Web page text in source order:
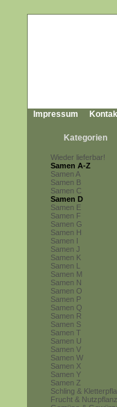
Impressum
Kategorien
Wieder lieferbar!
Samen A-Z
Samen A
Samen B
Samen C
Samen D
Samen E
Samen F
Samen G
Samen H
Samen I
Samen J
Samen K
Samen L
Samen M
Samen N
Samen O
Samen P
Samen Q
Samen R
Samen S
Samen T
Samen U
Samen V
Samen W
Samen X
Samen Y
Samen Z
Schling &
Frucht &